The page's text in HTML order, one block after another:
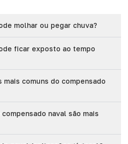
molhar ou pegar chuva?
ficar exposto ao tempo
mais comuns do compensado
naval são mais